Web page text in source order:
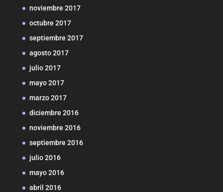
noviembre 2017
octubre 2017
septiembre 2017
agosto 2017
julio 2017
mayo 2017
marzo 2017
diciembre 2016
noviembre 2016
septiembre 2016
julio 2016
mayo 2016
abril 2016